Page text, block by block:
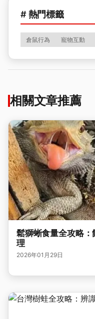
# 熱門標籤
倉鼠行為 寵物互動
相關文章推薦
鬆獅蜥食量全攻略
理
2026年01月29日